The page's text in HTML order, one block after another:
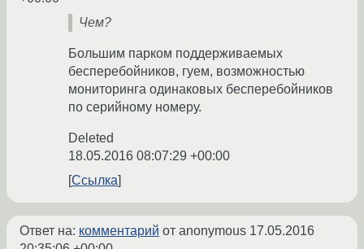
Чем?
Большим парком поддерживаемых
бесперебойников, гуем, возможностью
мониторинга одинаковых бесперебойников
по серийному номеру.
Deleted
18.05.2016 08:07:29 +00:00
Ссылка
Ответ на: комментарий от anonymous 17.05.2016